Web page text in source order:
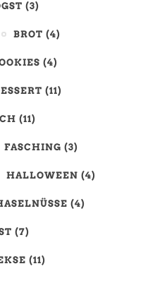
(3)
BROT (4)
(4)
(11)
(11)
FASCHING (3)
HALLOWEEN (4)
(4)
(7)
(11)